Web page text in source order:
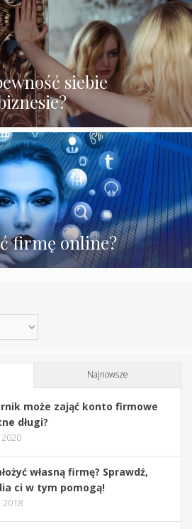
siebie
firmę online?
Najnowsze
może zająć konto firmowe
długi?
własną firmę? Sprawdź,
ci w tym pomogą!
2018